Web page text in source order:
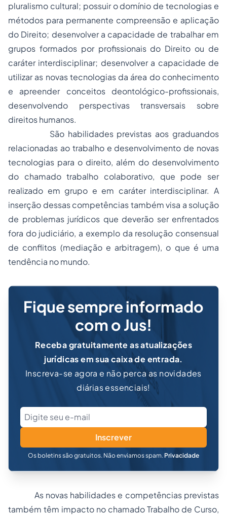
pluralismo cultural; possuir o domínio de tecnologias e
métodos para permanente compreensão e aplicação
do Direito; desenvolver a capacidade de trabalhar em
grupos formados por profissionais do Direito ou de
caráter interdisciplinar; desenvolver a capacidade de
utilizar as novas tecnologias da área do conhecimento
e apreender conceitos deontológico-profissionais,
desenvolvendo perspectivas transversais sobre
direitos humanos.
São habilidades previstas aos graduandos
relacionadas ao trabalho e desenvolvimento de novas
tecnologias para o direito, além do desenvolvimento
do chamado trabalho colaborativo, que pode ser
realizado em grupo e em caráter interdisciplinar. A
inserção dessas competências também visa a solução
de problemas jurídicos que deverão ser enfrentados
fora do judiciário, a exemplo da resolução consensual
de conflitos (mediação e arbitragem), o que é uma
tendência no mundo.
Fique sempre informado
com o Jus!
Receba gratuitamente as atualizações
jurídicas em sua caixa de entrada.
Inscreva-se agora e não perca as novidades
diárias essenciais!
Inscrever
Os boletins são gratuitos. Não enviamos spam. Privacidade
As novas habilidades e competências previstas
também têm impacto no chamado Trabalho de Curso,